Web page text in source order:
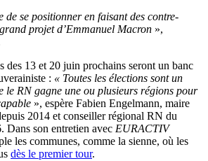
de se positionner en faisant des contre-
projet d’Emmanuel Macron »,
des 13 et 20 juin prochains seront un banc
: « Toutes les élections sont un
le RN gagne une ou plusieurs régions pour
», espère Fabien Engelmann, maire
2014 et conseiller régional RN du
Dans son entretien avec EURACTIV
les communes, comme la sienne, où les
dès le premier tour.